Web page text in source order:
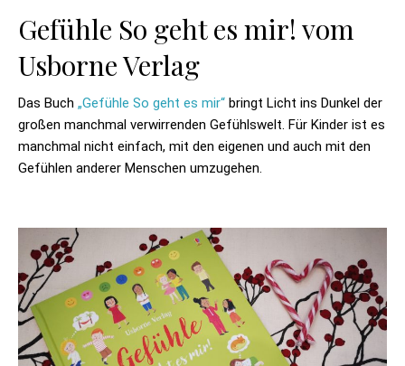
Gefühle So geht es mir! vom
Usborne Verlag
Das Buch „Gefühle So geht es mir“ bringt Licht ins Dunkel der
großen manchmal verwirrenden Gefühlswelt. Für Kinder ist es
manchmal nicht einfach, mit den eigenen und auch mit den
Gefühlen anderer Menschen umzugehen.